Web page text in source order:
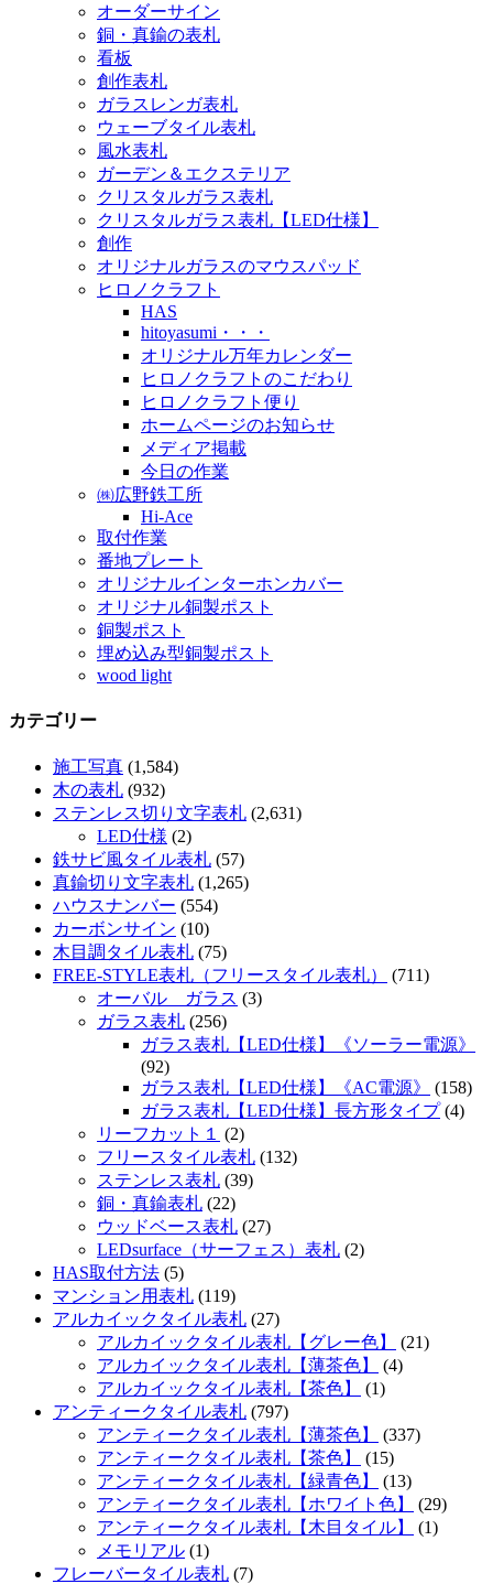
オーダーサイン
銅・真鍮の表札
看板
創作表札
ガラスレンガ表札
ウェーブタイル表札
風水表札
ガーデン＆エクステリア
クリスタルガラス表札
クリスタルガラス表札【LED仕様】
創作
オリジナルガラスのマウスパッド
ヒロノクラフト
HAS
hitoyasumi・・・
オリジナル万年カレンダー
ヒロノクラフトのこだわり
ヒロノクラフト便り
ホームページのお知らせ
メディア掲載
今日の作業
㈱広野鉄工所
Hi-Ace
取付作業
番地プレート
オリジナルインターホンカバー
オリジナル銅製ポスト
銅製ポスト
埋め込み型銅製ポスト
wood light
カテゴリー
施工写真 (1,584)
木の表札 (932)
ステンレス切り文字表札 (2,631)
LED仕様 (2)
鉄サビ風タイル表札 (57)
真鍮切り文字表札 (1,265)
ハウスナンバー (554)
カーボンサイン (10)
木目調タイル表札 (75)
FREE-STYLE表札（フリースタイル表札）
(711)
オーバル ガラス (3)
ガラス表札 (256)
ガラス表札【LED仕様】《ソーラー電源》
(92)
ガラス表札【LED仕様】《AC電源》
(158)
ガラス表札【LED仕様】長方形タイプ(4)
リーフカット１
(2)
フリースタイル表札 (132)
ステンレス表札 (39)
銅・真鍮表札 (22)
ウッドベース表札 (27)
LEDsurface（サーフェス）表札 (2)
HAS取付方法 (5)
マンション用表札 (119)
アルカイックタイル表札 (27)
アルカイックタイル表札【グレー色】
(21)
アルカイックタイル表札【薄茶色】
(4)
アルカイックタイル表札【茶色】
(1)
アンティークタイル表札 (797)
アンティークタイル表札【薄茶色】
(337)
アンティークタイル表札【茶色】
(15)
アンティークタイル表札【緑青色】
(13)
アンティークタイル表札【ホワイト色】
(29)
アンティークタイル表札【木目タイル】
(1)
メモリアル (1)
フレーバータイル表札 (7)